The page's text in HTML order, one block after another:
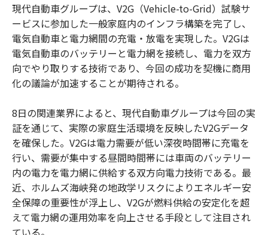
現代自動車グループは、V2G（Vehicle-to-Grid）試験サ
ービスに参加した一般家庭内のインフラ構築を完了し、
電気自動車と電力網間の充電・放電を実現した。V2Gは
電気自動車のバッテリーと電力網を接続し、電力を双方
向でやり取りする技術であり、今回の成功を契機に商用
化の議論が加速することが期待される。
8日の関連業界によると、現代自動車グループは今回の実
証を通じて、実際の家庭生活環境を反映したV2Gデータ
を確保した。V2Gは電力需要が低い深夜時間帯に充電を
行い、需要が集中する昼間時間帯には車両のバッテリー
内の電力を電力網に供給する双方向電力技術である。最
近、ホルムズ海峡発の地政学リスクによりエネルギー安
全保障の重要性が浮上し、V2Gが燃料供給の安定化を超
えて電力網の運用効率を向上させる手段として注目され
ている。